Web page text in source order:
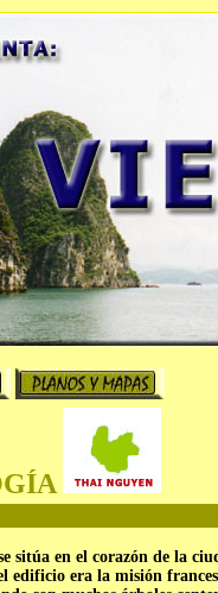
sitúa en el corazón de la
edificio era la misión